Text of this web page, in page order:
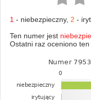
1 - niebezpieczny, 2 -
Ten numer jest
Ostatni raz oceniono